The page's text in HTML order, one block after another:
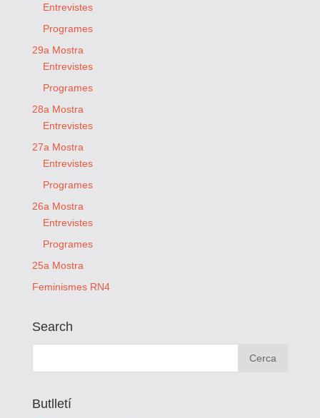
Entrevistes
Programes
29a Mostra
Entrevistes
Programes
28a Mostra
Entrevistes
27a Mostra
Entrevistes
Programes
26a Mostra
Entrevistes
Programes
25a Mostra
Feminismes RN4
Search
Butlletí